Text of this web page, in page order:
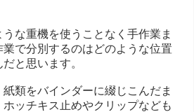
な重機を使うことなく手作業ま
で分別するのはどのような位置
と思います。
類をバインダーに綴じこんだま
ッチキス止めやクリップなども